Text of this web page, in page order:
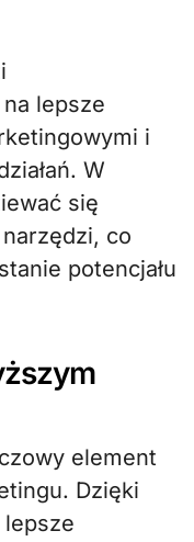
lepsze
i
W
się
co
potencjału
element
Dzięki